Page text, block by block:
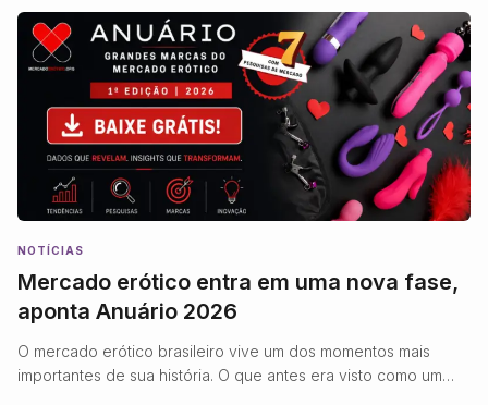
mesmos plásticos e componentes eletrônicos de um
brinquedo infantil ou …
NOTÍCIAS
Mercado erótico entra em uma nova fase,
aponta Anuário 2026
O mercado erótico brasileiro vive um dos momentos mais
importantes de sua história. O que antes era visto como um